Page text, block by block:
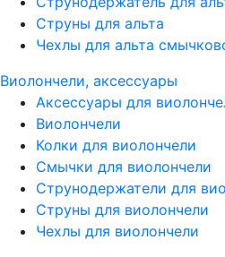
Струны для альта
Чехлы для альта
Виолончели, аксессуары
Аксессуары для
Виолончели
Колки для виолончели
Смычки для виолончели
Струнодержатели для
Струны для виолончели
Чехлы для виолончели